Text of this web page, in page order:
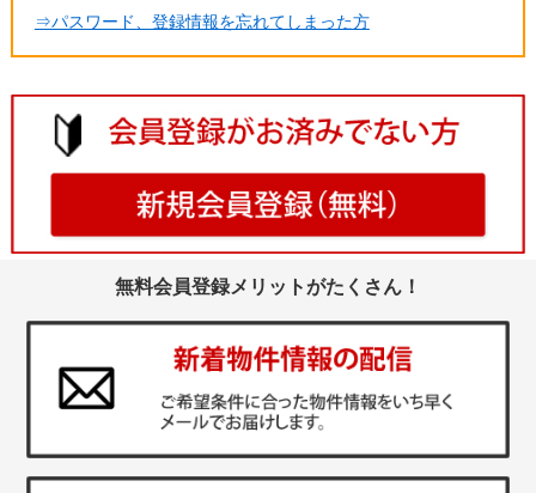
⇒パスワード、登録情報を忘れてしまった方
無料会員登録メリットがたくさん！